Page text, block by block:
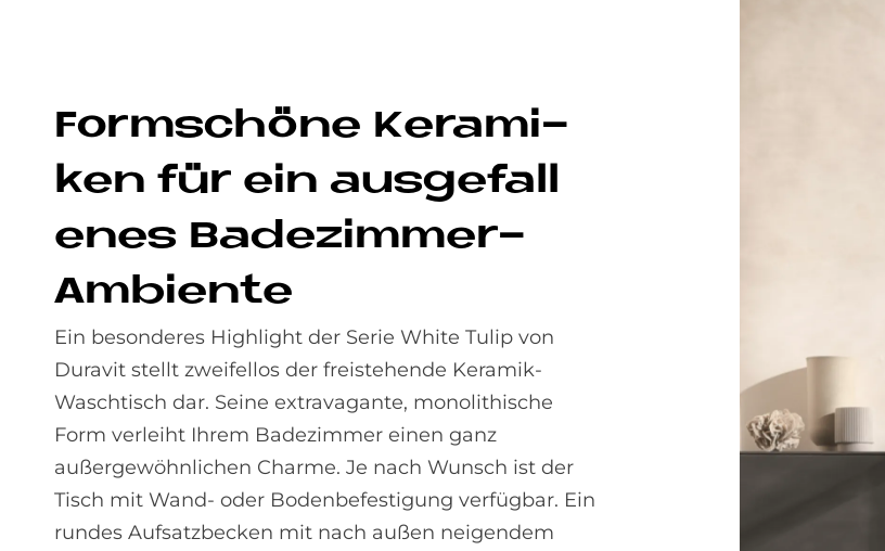
Form­schö­ne Ke­ra­mi­
ken für ein aus­ge­fal­l
e­nes Ba­de­zim­mer-
Am­bi­en­te
Ein besonderes Highlight der Serie White Tulip von
Duravit stellt zweifellos der freistehende Keramik-
Waschtisch dar. Seine extravagante, monolithische
Form verleiht Ihrem Badezimmer einen ganz
außergewöhnlichen Charme. Je nach Wunsch ist der
Tisch mit Wand- oder Bodenbefestigung verfügbar. Ein
rundes Aufsatzbecken mit nach außen neigendem